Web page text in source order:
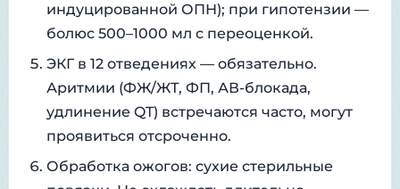
индуцированной ОПН); при гипотензии —
болюс 500–1000 мл с переоценкой.
ЭКГ в 12 отведениях — обязательно.
Аритмии (ФЖ/ЖТ, ФП, АВ-блокада,
удлинение QT) встречаются часто, могут
проявиться отсроченно.
Обработка ожогов: сухие стерильные